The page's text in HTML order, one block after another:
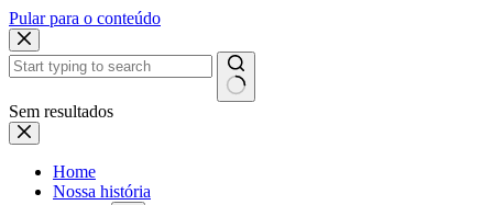
Pular para o conteúdo
Sem resultados
Home
Nossa história